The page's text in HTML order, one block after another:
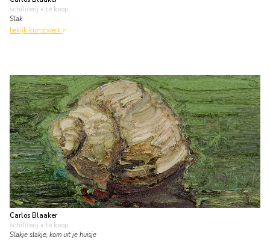
schilderij • te koop
Slak
bekijk kunstwerk
Carlos Blaaker
schilderij • te koop
Slakje slakje, kom uit je huisje